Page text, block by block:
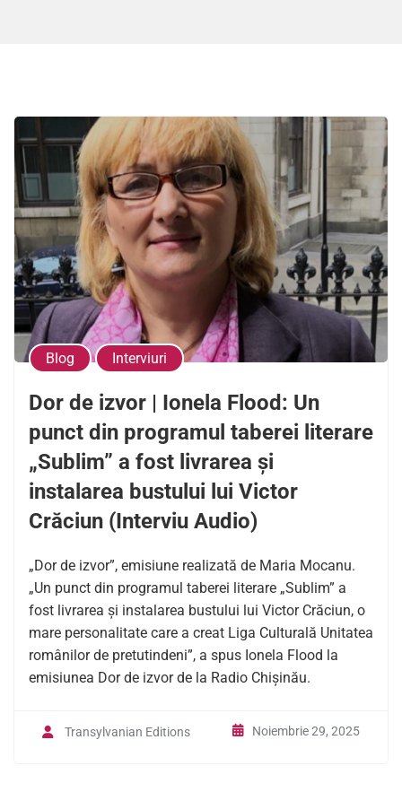
Blog Interviuri
Dor de izvor | Ionela Flood: Un
punct din programul taberei literare
„Sublim” a fost livrarea și
instalarea bustului lui Victor
Crăciun (Interviu Audio)
„Dor de izvor”, emisiune realizată de Maria Mocanu.
„Un punct din programul taberei literare „Sublim” a
fost livrarea și instalarea bustului lui Victor Crăciun, o
mare personalitate care a creat Liga Culturală Unitatea
românilor de pretutindeni”, a spus Ionela Flood la
emisiunea Dor de izvor de la Radio Chișinău.
Transylvanian Editions Noiembrie 29, 2025